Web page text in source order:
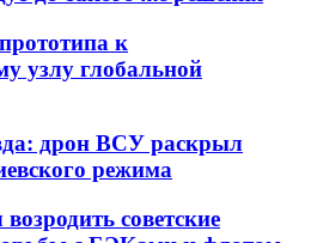
к
узлу глобальной
дрон ВСУ раскрыл
режима
советские